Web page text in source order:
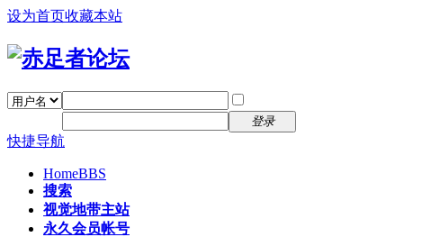
设为首页收藏本站
登录
快捷导航
HomeBBS
搜索
视觉地带主站
永久会员帐号